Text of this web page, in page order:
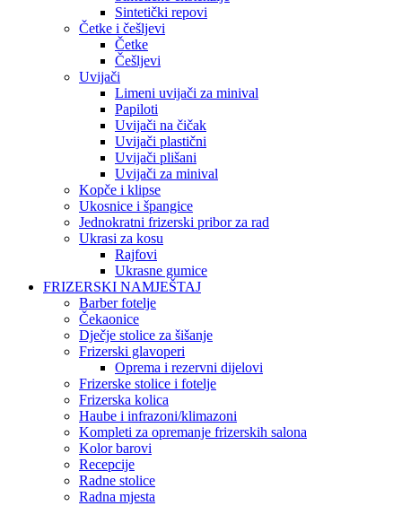
Sintetički repovi
Četke i češljevi
Četke
Češljevi
Uvijači
Limeni uvijači za minival
Papiloti
Uvijači na čičak
Uvijači plastični
Uvijači plišani
Uvijači za minival
Kopče i klipse
Ukosnice i špangice
Jednokratni frizerski pribor za rad
Ukrasi za kosu
Rajfovi
Ukrasne gumice
FRIZERSKI NAMJEŠTAJ
Barber fotelje
Čekaonice
Dječje stolice za šišanje
Frizerski glavoperi
Oprema i rezervni dijelovi
Frizerske stolice i fotelje
Frizerska kolica
Haube i infrazoni/klimazoni
Kompleti za opremanje frizerskih salona
Kolor barovi
Recepcije
Radne stolice
Radna mjesta